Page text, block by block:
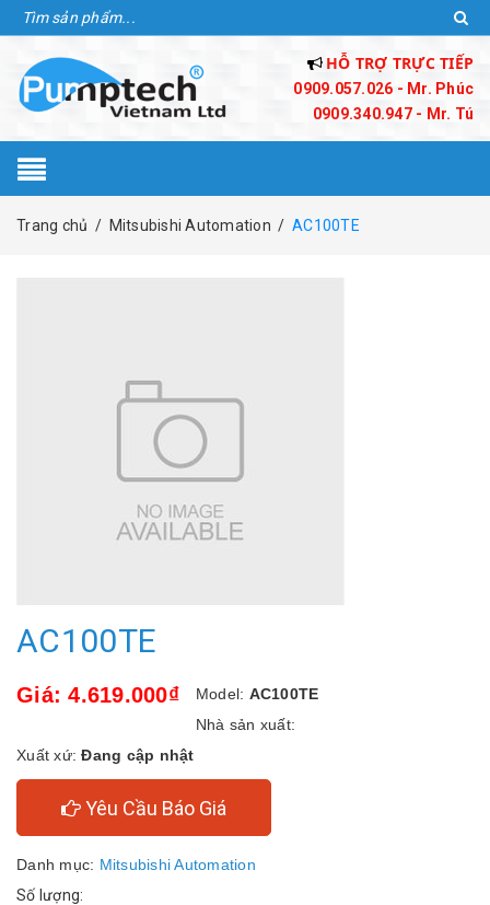
HỖ TRỢ TRỰC TIẾP
0909.057.026 - Mr. Phúc
0909.340.947 - Mr. Tú
Trang chủ / Mitsubishi Automation / AC100TE
AC100TE
Giá: 4.619.000₫ Model: AC100TE
Nhà sản xuất:
Xuất xứ:Đang cập nhật
Yêu Cầu Báo Giá
Danh mục: Mitsubishi Automation
Số lượng: